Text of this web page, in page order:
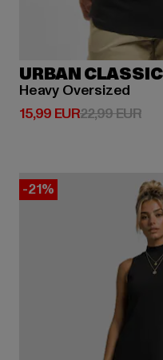
URBAN
Heavy Oversized
15,99 EUR
Derzeitiger Preis: 15,99
22,99 EUR
-21%